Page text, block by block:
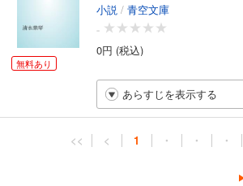
無料あり
小説 / 青空文庫
-
0円 (税込)
あらすじを表示する
<< < 1 ・ ・ ・